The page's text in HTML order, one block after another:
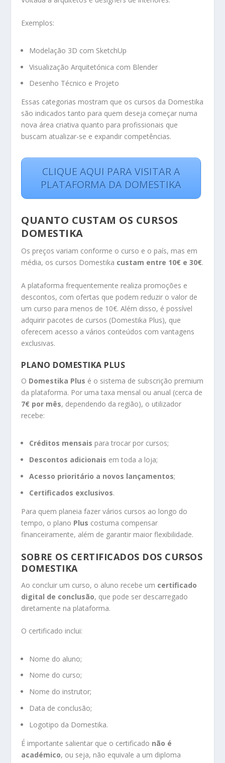
Exemplos:
Modelação 3D com SketchUp
Visualização Arquitetónica com Blender
Desenho Técnico e Projeto
Essas categorias mostram que os cursos da Domestika
são indicados tanto para quem deseja começar numa
nova área criativa quanto para profissionais que
buscam atualizar-se e expandir competências.
CLIQUE AQUI PARA VISITAR A
PLATAFORMA DA DOMESTIKA
QUANTO CUSTAM OS CURSOS
DOMESTIKA
Os preços variam conforme o curso e o país, mas em
média, os cursos Domestika custam entre 10€ e 30€.
A plataforma frequentemente realiza promoções e
descontos, com ofertas que podem reduzir o valor de
um curso para menos de 10€. Além disso, é possível
adquirir pacotes de cursos (Domestika Plus), que
oferecem acesso a vários conteúdos com vantagens
exclusivas.
PLANO DOMESTIKA PLUS
O Domestika Plus é o sistema de subscrição premium
da plataforma. Por uma taxa mensal ou anual (cerca de
7€ por mês, dependendo da região), o utilizador
recebe:
Créditos mensais para trocar por cursos;
Descontos adicionais em toda a loja;
Acesso prioritário a novos lançamentos;
Certificados exclusivos.
Para quem planeia fazer vários cursos ao longo do
tempo, o plano Plus costuma compensar
financeiramente, além de garantir maior flexibilidade.
SOBRE OS CERTIFICADOS DOS CURSOS
DOMESTIKA
Ao concluir um curso, o aluno recebe um certificado
digital de conclusão, que pode ser descarregado
diretamente na plataforma.
O certificado inclui:
Nome do aluno;
Nome do curso;
Nome do instrutor;
Data de conclusão;
Logotipo da Domestika.
É importante salientar que o certificado não é
académico, ou seja, não equivale a um diploma